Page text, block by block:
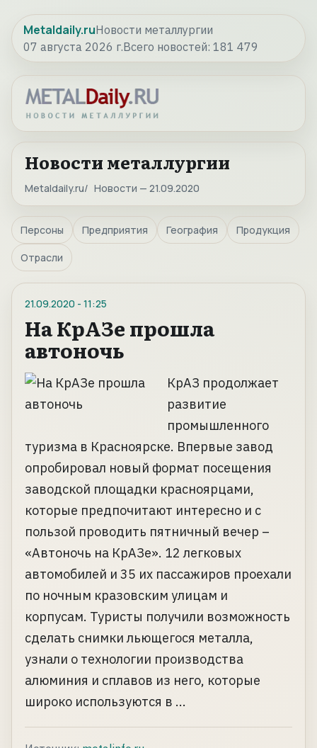
Metaldaily.ruНовости металлургии
07 августа 2026 г.Всего новостей: 181 479
Новости металлургии
Metaldaily.ru Новости — 21.09.2020
Персоны Предприятия География Продукция
Отрасли
21.09.2020 - 11:25
На КрАЗе прошла
автоночь
КрАЗ продолжает
развитие
промышленного
туризма в Красноярске. Впервые завод
опробировал новый формат посещения
заводской площадки красноярцами,
которые предпочитают интересно и с
пользой проводить пятничный вечер –
«Автоночь на КрАЗе». 12 легковых
автомобилей и 35 их пассажиров проехали
по ночным кразовским улицам и
корпусам. Туристы получили возможность
сделать снимки льющегося металла,
узнали о технологии производства
алюминия и сплавов из него, которые
широко используются в ...